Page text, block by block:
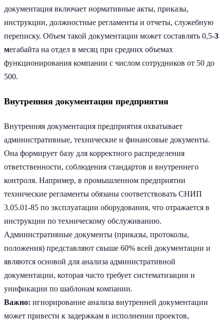
документация включает нормативные акты, приказы,
инструкции, должностные регламенты и отчеты, служебную
переписку. Объем такой документации может составлять 0,5-3
мегабайта на отдел в месяц при средних объемах
функционирования компании с числом сотрудников от 50 до
500.
Внутренняя документация предприятия
Внутренняя документация предприятия охватывает
административные, технические и финансовые документы.
Она формирует базу для корректного распределения
ответственности, соблюдения стандартов и внутреннего
контроля. Например, в промышленном предприятии
технические регламенты обязаны соответствовать СНИП
3.05.01-85 по эксплуатации оборудования, что отражается в
инструкции по техническому обслуживанию.
Административные документы (приказы, протоколы,
положения) представляют свыше 60% всей документации и
являются основой для анализа административной
документации, которая часто требует систематизации и
унификации по шаблонам компании.
Важно: игнорирование анализа внутренней документации
может привести к задержкам в исполнении проектов,